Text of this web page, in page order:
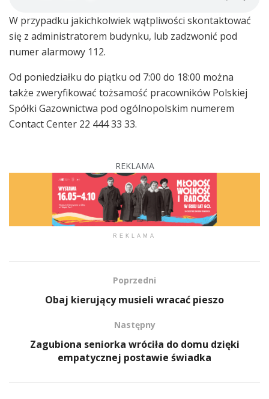
W przypadku jakichkolwiek wątpliwości skontaktować
się z administratorem budynku, lub zadzwonić pod
numer alarmowy 112.
Od poniedziałku do piątku od 7:00 do 18:00 można
także zweryfikować tożsamość pracowników Polskiej
Spółki Gazownictwa pod ogólnopolskim numerem
Contact Center 22 444 33 33.
REKLAMA
REKLAMA
Poprzedni
Obaj kierujący musieli wracać pieszo
Następny
Zagubiona seniorka wróciła do domu dzięki
empatycznej postawie świadka